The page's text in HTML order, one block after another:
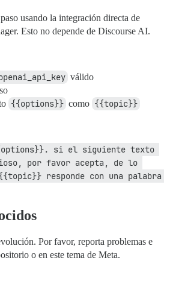
usando la integración directa de
Esto no depende de Discourse AI.
válido
{{options}} como {{topic}}
si el siguiente texto
por favor acepta, de lo
responde con una palabra
Por favor, reporta problemas e
o en este tema de Meta.